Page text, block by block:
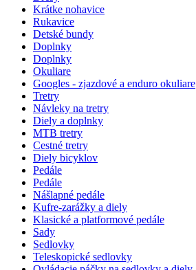
Krátke nohavice
Rukavice
Detské bundy
Doplnky
Doplnky
Okuliare
Googles - zjazdové a enduro okuliare
Tretry
Návleky na tretry
Diely a doplnky
MTB tretry
Cestné tretry
Diely bicyklov
Pedále
Pedále
Nášlapné pedále
Kufre-zarážky a diely
Klasické a platformové pedále
Sady
Sedlovky
Teleskopické sedlovky